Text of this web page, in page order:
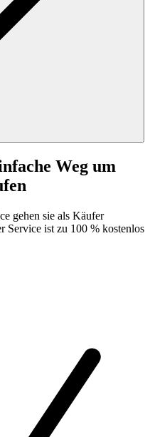
Weg um
gehen sie als Käufer
Service ist zu 100 % kostenlos